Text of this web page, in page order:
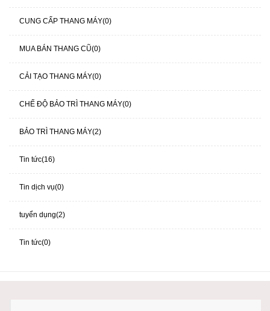
CUNG CẤP THANG MÁY(0)
MUA BÁN THANG CŨ(0)
CẢI TẠO THANG MÁY(0)
CHẾ ĐỘ BẢO TRÌ THANG MÁY(0)
BẢO TRÌ THANG MÁY(2)
Tin tức(16)
Tin dịch vụ(0)
tuyển dụng(2)
Tin tức(0)